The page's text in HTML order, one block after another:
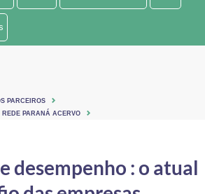
PARCEIROS
PARANÁ ACERVO
desempenho : o atual